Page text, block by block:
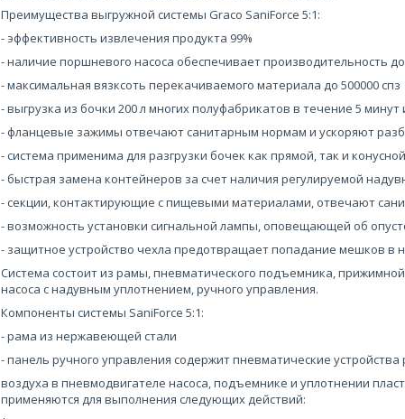
Преимущества выгружной системы Graco SaniForce 5:1:
- эффективность извлечения продукта 99%
- наличие поршневого насоса обеспечивает производительность
- максимальная вязксоть перекачиваемого материала до 500000 спз
- выгрузка из бочки 200 л многих полуфабрикатов в течение 5
- фланцевые зажимы отвечают санитарным нормам и ускоряют
- система применима для разгрузки бочек как прямой, так и
- быстрая замена контейнеров за счет наличия регулируемой
- секции, контактирующие с пищевыми материалами, отвечают
- возможность установки сигнальной лампы, оповещающей об
- защитное устройство чехла предотвращает попадание мешков в
Система состоит из рамы, пневматического подъемника,
насоса с надувным уплотнением, ручного управления.
Компоненты системы SaniForce 5:1:
- рама из нержавеющей стали
- панель ручного управления содержит пневматические устройства
воздуха в пневмодвигателе насоса, подъемнике и уплотнении
применяются для выполнения следующих действий: